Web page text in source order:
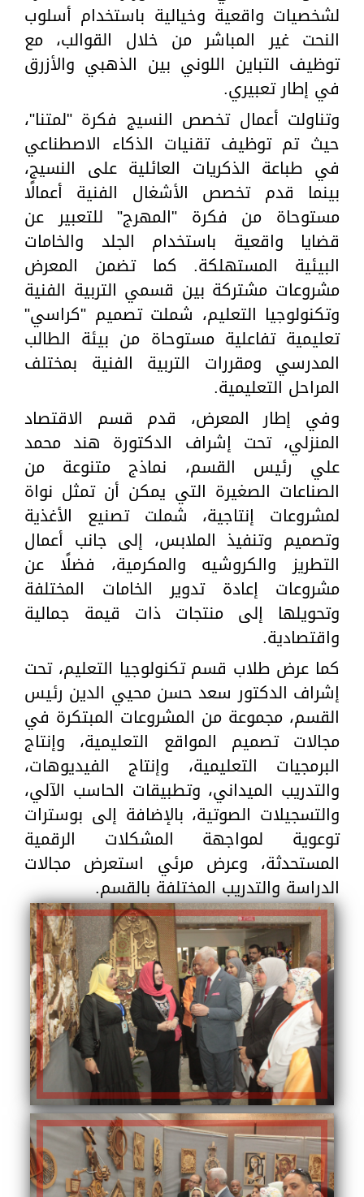
لشخصيات واقعية وخيالية باستخدام أسلوب
النحت غير المباشر من خلال القوالب، مع
توظيف التباين اللوني بين الذهبي والأزرق
في إطار تعبيري.
وتناولت أعمال تخصص النسيج فكرة "لمتنا"،
حيث تم توظيف تقنيات الذكاء الاصطناعي
في طباعة الذكريات العائلية على النسيج،
بينما قدم تخصص الأشغال الفنية أعمالًا
مستوحاة من فكرة "المهرج" للتعبير عن
قضايا واقعية باستخدام الجلد والخامات
البيئية المستهلكة. كما تضمن المعرض
مشروعات مشتركة بين قسمي التربية الفنية
وتكنولوجيا التعليم، شملت تصميم "كراسي"
تعليمية تفاعلية مستوحاة من بيئة الطالب
المدرسي ومقررات التربية الفنية بمختلف
المراحل التعليمية.
وفي إطار المعرض، قدم قسم الاقتصاد
المنزلي، تحت إشراف الدكتورة هند محمد
علي رئيس القسم، نماذج متنوعة من
الصناعات الصغيرة التي يمكن أن تمثل نواة
لمشروعات إنتاجية، شملت تصنيع الأغذية
وتصميم وتنفيذ الملابس، إلى جانب أعمال
التطريز والكروشيه والمكرمية، فضلًا عن
مشروعات إعادة تدوير الخامات المختلفة
وتحويلها إلى منتجات ذات قيمة جمالية
واقتصادية.
كما عرض طلاب قسم تكنولوجيا التعليم، تحت
إشراف الدكتور سعد حسن محيي الدين رئيس
القسم، مجموعة من المشروعات المبتكرة في
مجالات تصميم المواقع التعليمية، وإنتاج
البرمجيات التعليمية، وإنتاج الفيديوهات،
والتدريب الميداني، وتطبيقات الحاسب الآلي،
والتسجيلات الصوتية، بالإضافة إلى بوسترات
توعوية لمواجهة المشكلات الرقمية
المستحدثة، وعرض مرئي استعرض مجالات
الدراسة والتدريب المختلفة بالقسم.